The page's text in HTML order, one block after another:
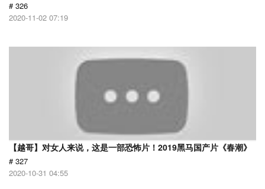
# 326
2020-11-02 07:19
【越哥】对女人来说，这是一部恐怖片！2019黑马国产片《春潮》
# 327
2020-10-31 04:55